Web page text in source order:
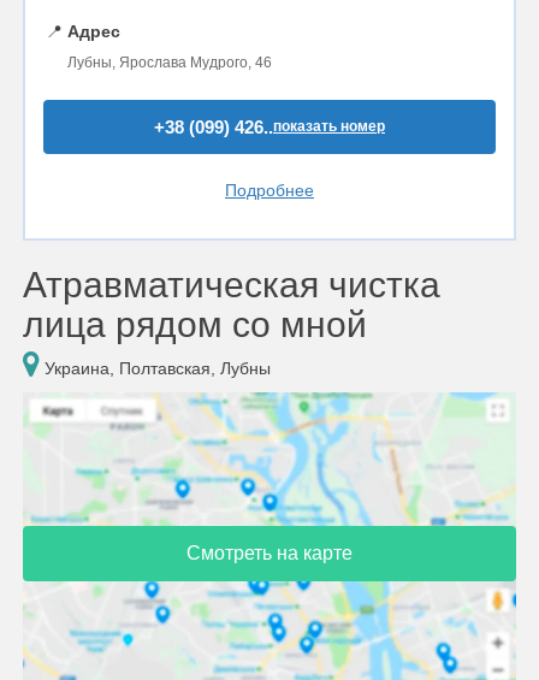
📍 Адрес
Лубны, Ярослава Мудрого, 46
+38 (099) 426..показать номер
Подробнее
Атравматическая чистка
лица рядом со мной
Украина, Полтавская, Лубны
Смотреть на карте